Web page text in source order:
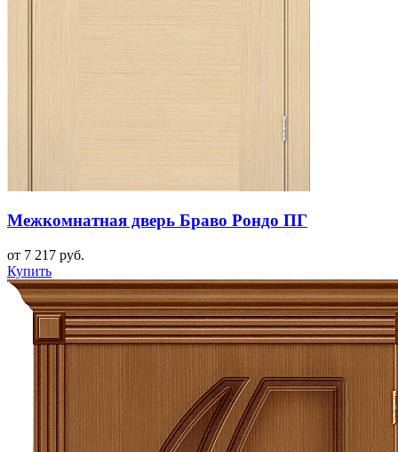
Межкомнатная дверь Браво Рондо ПГ
от 7 217 руб.
Купить